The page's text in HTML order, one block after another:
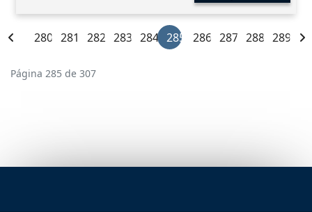
280 281 282 283 284 285 286 287 288 289
Página 285 de 307